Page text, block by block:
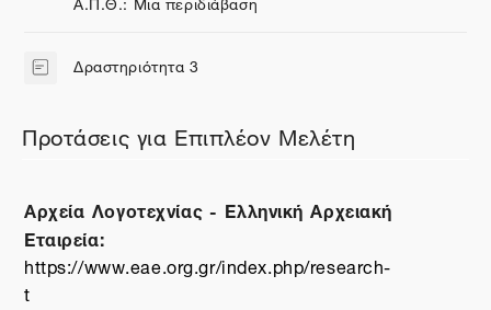
Δραστηριότητα 3
Σελίδα
Προτάσεις για Επιπλέον Μελέτη
Αρχεία Λογοτεχνίας - Ελληνική Αρχειακή
Εταιρεία:
https://www.eae.org.gr/index.php/research-
t